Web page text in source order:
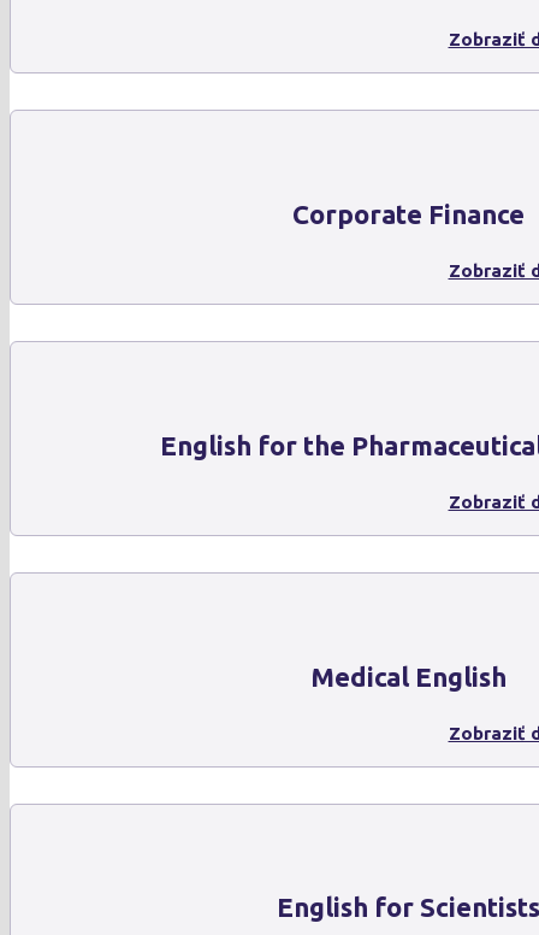
Zobraziť
Corporate Finance
Zobraziť
English for the
Zobraziť
Medical English
Zobraziť
English for Scientists